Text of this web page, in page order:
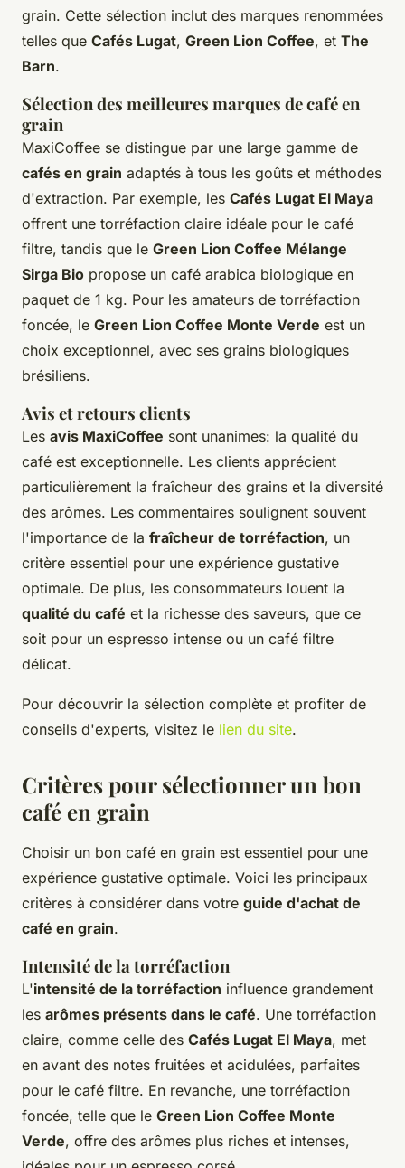
grain. Cette sélection inclut des marques renommées
telles que Cafés Lugat, Green Lion Coffee, et The
Barn.
Sélection des meilleures marques de café en
grain
MaxiCoffee se distingue par une large gamme de
cafés en grain adaptés à tous les goûts et méthodes
d'extraction. Par exemple, les Cafés Lugat El Maya
offrent une torréfaction claire idéale pour le café
filtre, tandis que le Green Lion Coffee Mélange
Sirga Bio propose un café arabica biologique en
paquet de 1 kg. Pour les amateurs de torréfaction
foncée, le Green Lion Coffee Monte Verde est un
choix exceptionnel, avec ses grains biologiques
brésiliens.
Avis et retours clients
Les avis MaxiCoffee sont unanimes: la qualité du
café est exceptionnelle. Les clients apprécient
particulièrement la fraîcheur des grains et la diversité
des arômes. Les commentaires soulignent souvent
l'importance de la fraîcheur de torréfaction, un
critère essentiel pour une expérience gustative
optimale. De plus, les consommateurs louent la
qualité du café et la richesse des saveurs, que ce
soit pour un espresso intense ou un café filtre
délicat.
Pour découvrir la sélection complète et profiter de
conseils d'experts, visitez le lien du site.
Critères pour sélectionner un bon
café en grain
Choisir un bon café en grain est essentiel pour une
expérience gustative optimale. Voici les principaux
critères à considérer dans votre guide d'achat de
café en grain.
Intensité de la torréfaction
L'intensité de la torréfaction influence grandement
les arômes présents dans le café. Une torréfaction
claire, comme celle des Cafés Lugat El Maya, met
en avant des notes fruitées et acidulées, parfaites
pour le café filtre. En revanche, une torréfaction
foncée, telle que le Green Lion Coffee Monte
Verde, offre des arômes plus riches et intenses,